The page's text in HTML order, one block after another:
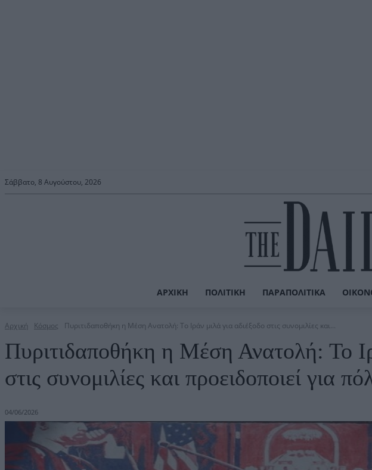
Σάββατο, 8 Αυγούστου, 2026
ΑΡΧΙΚΉ ΠΟΛΙΤΙΚΉ ΠΑΡΑΠΟΛΙΤΙΚΆ
Αρχική Κόσμος Πυριτιδαποθήκη η Μέση Ανατολή: Το Ιράν μιλά για αδιέξοδο στις συνομιλίες και...
Πυριτιδαποθήκη η Μέση Ανατολή: Το
στις συνομιλίες και προειδοποιεί για
04/06/2026